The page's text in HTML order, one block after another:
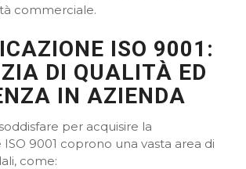
commerciale.
ISO 9001:
DI QUALITÀ ED
IN AZIENDA
per acquisire la
9001 coprono una vasta area di
come: